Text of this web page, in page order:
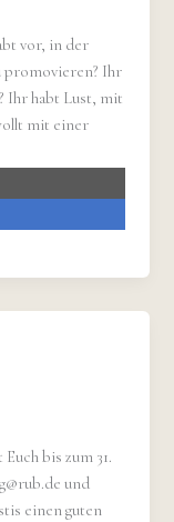
vor, in der
promovieren? Ihr
Ihr habt Lust, mit
mit einer
bis zum 31.
und
einen guten